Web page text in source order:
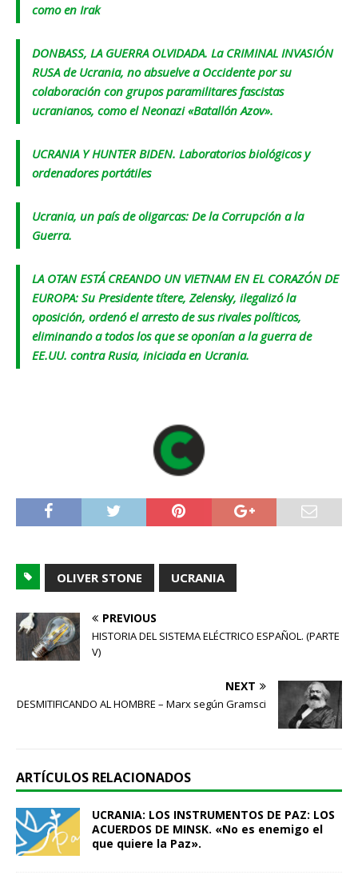
como en Irak
DONBASS, LA GUERRA OLVIDADA. La CRIMINAL INVASIÓN
RUSA de Ucrania, no absuelve a Occidente por su
colaboración con grupos paramilitares fascistas
ucranianos, como el Neonazi «Batallón Azov».
UCRANIA Y HUNTER BIDEN. Laboratorios biológicos y
ordenadores portátiles
Ucrania, un país de oligarcas: De la Corrupción a la
Guerra.
LA OTAN ESTÁ CREANDO UN VIETNAM EN EL CORAZÓN DE
EUROPA: Su Presidente títere, Zelensky, ilegalizó la
oposición, ordenó el arresto de sus rivales políticos,
eliminando a todos los que se oponían a la guerra de
EE.UU. contra Rusia, iniciada en Ucrania.
OLIVER STONE UCRANIA
PREVIOUS
HISTORIA DEL SISTEMA ELÉCTRICO ESPAÑOL. (PARTE
V)
NEXT
DESMITIFICANDO AL HOMBRE – Marx según Gramsci
ARTÍCULOS RELACIONADOS
UCRANIA: LOS INSTRUMENTOS DE PAZ: LOS
ACUERDOS DE MINSK. «No es enemigo el
que quiere la Paz».